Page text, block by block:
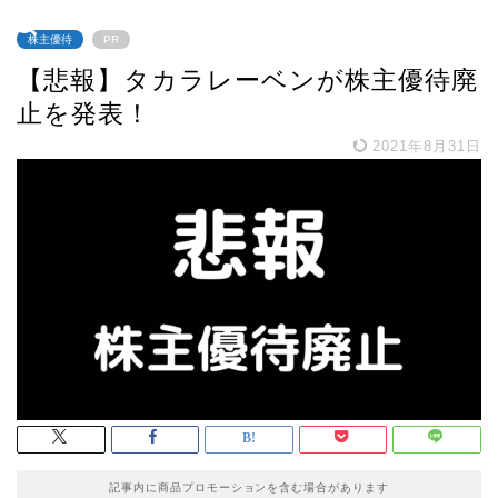
株主優待 PR
【悲報】タカラレーベンが株主優待廃
止を発表！
2021年8月31日
記事内に商品プロモーションを含む場合があります